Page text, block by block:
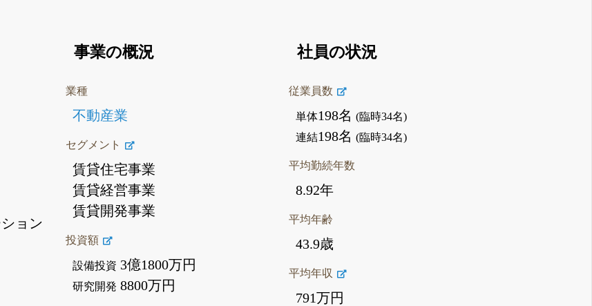
ョン
事業の概況
業種
不動産業
セグメント
賃貸住宅事業
賃貸経営事業
賃貸開発事業
投資額
設備投資 3億1800万円
研究開発 8800万円
社員の状況
従業員数
単体198名(臨時34名)
連結198名(臨時34名)
平均勤続年数
8.92年
平均年齢
43.9歳
平均年収
791万円